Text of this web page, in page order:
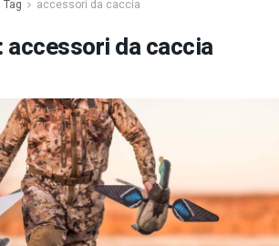
Tag accessori da caccia
accessori da caccia